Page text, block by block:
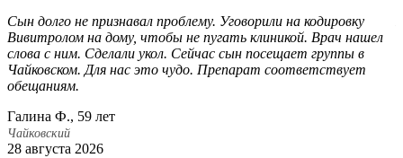
Сын долго не признавал проблему. Уговорили на кодировку
Вивитролом на дому, чтобы не пугать клиникой. Врач нашел
слова с ним. Сделали укол. Сейчас сын посещает группы в
Чайковском. Для нас это чудо. Препарат соответствует
обещаниям.
Галина Ф., 59 лет
Чайковский
28 августа 2026